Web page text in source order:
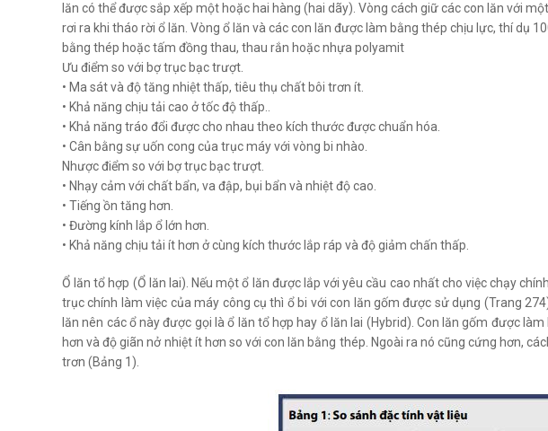
lăn có thể được sắp xếp một hoặc hai hàng (hai dãy). Vòng cách giữ các con lăn với
rơi ra khi tháo rời ổ lăn. Vòng ổ lăn và các con lăn được làm bằng thép chịu lực, thí dụ
bằng thép hoặc tấm đồng thau, thau rắn hoặc nhựa polyamit
Ưu điểm so với bợ trục bạc trượt.
• Ma sát và độ tăng nhiệt thấp, tiêu thụ chất bôi trơn ít.
• Khả năng chịu tải cao ở tốc độ thấp..
• Khả năng tráo đổi được cho nhau theo kích thước được chuẩn hóa.
• Cân bằng sự uốn cong của trục máy với vòng bi nhào.
Nhược điểm so với bợ trục bạc trượt.
• Nhạy cảm với chất bẩn, va đập, bụi bẩn và nhiệt độ cao.
• Tiếng ồn tăng hơn.
• Đường kính lắp ổ lớn hơn.
• Khả năng chịu tải ít hơn ở cùng kích thước lắp ráp và độ giảm chấn thấp.
Ổ lăn tổ hợp (Ổ lăn lai). Nếu một ổ lăn được lắp với yêu cầu cao nhất cho việc chạy
trục chính làm việc của máy công cụ thì ổ bi với con lăn gốm được sử dụng (Trang
lăn nên các ổ này được gọi là ổ lăn tổ hợp hay ổ lăn lai (Hybrid). Con lăn gốm được
hơn và độ giãn nở nhiệt ít hơn so với con lăn bằng thép. Ngoài ra nó cũng cứng hơn,
trơn (Bảng 1).